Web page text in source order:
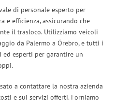
di personale esperto per
e efficienza, assicurando che
il trasloco. Utilizziamo veicoli
da Palermo a Örebro, e tutti i
esperti per garantire un
a contattare la nostra azienda
e sui servizi offerti. Forniamo